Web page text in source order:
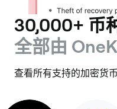
30,000+ 币
全部由
查看所有支持的加密货币